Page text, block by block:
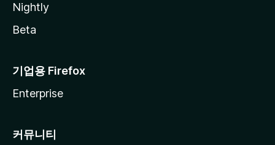
Nightly
Beta
기업용 Firefox
Enterprise
커뮤니티